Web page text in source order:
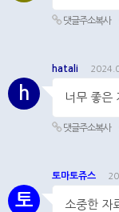
댓글주소복사
h
hatali
너무 좋은
댓글주소복사
토
토마토쥬스
소중한 자